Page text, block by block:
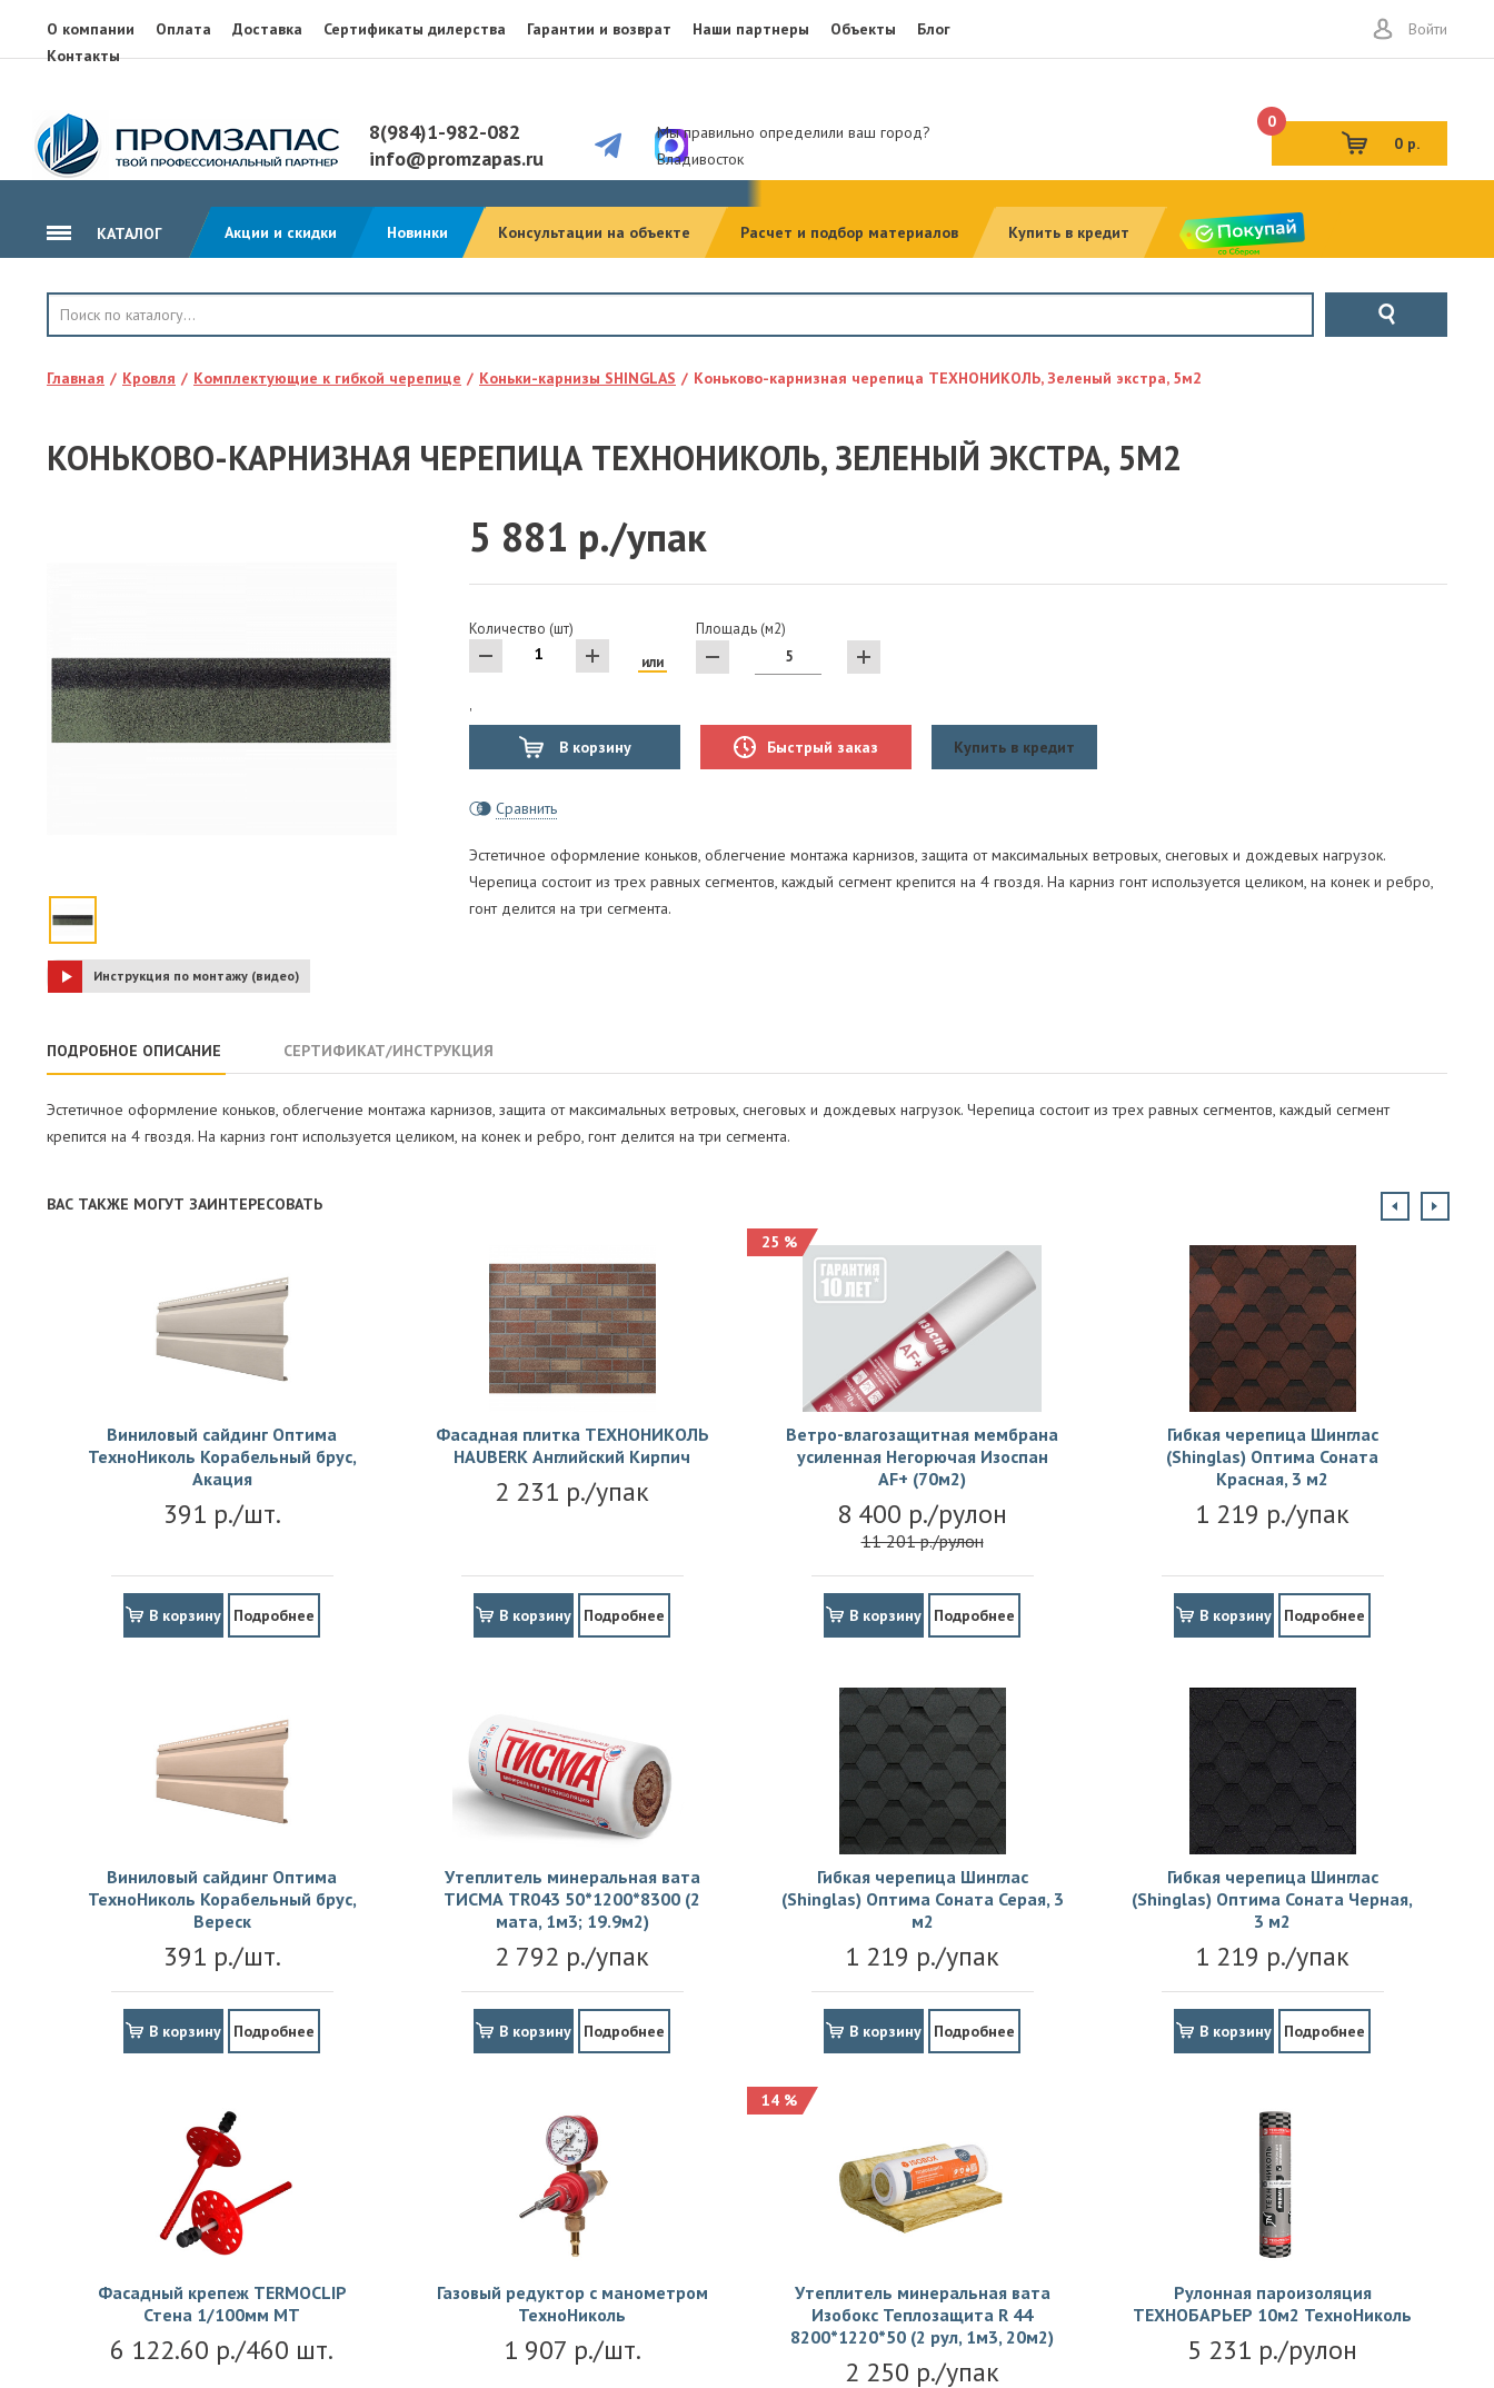
О компании Оплата Доставка Сертификаты дилерства Гарантии и возврат Наши партнеры Объекты
Блог
Контакты
Войти
8(984)1-982-082
info@promzapas.ru
Мы правильно определили ваш город?
Владивосток
0
0 р.
КАТАЛОГ Акции и скидки Новинки Консультации на объекте Расчет и подбор материалов Купить в кредит
ГИДРОИЗОЛЯЦИЯ
ТЕПЛОИЗОЛЯЦИЯ
КЛЕЙ, ПЕНА, ГЕРМЕТИКИ
КРЕПЕЖИ
ГИДРОШПОНКИ
Главная Кровля Комплектующие к гибкой черепице Коньки-карнизы SHINGLAS Коньково-карнизная черепица ТЕХНОНИКОЛЬ, Зеленый экстра, 5м2
КОНЬКОВО-КАРНИЗНАЯ ЧЕРЕПИЦА ТЕХНОНИКОЛЬ, ЗЕЛЕНЫЙ ЭКСТРА, 5М2
Инструкция по монтажу (видео)
5 881 р./упак
Количество (шт)
или
Площадь (м2)
'
В корзину Быстрый заказ Купить в кредит
Сравнить
Эстетичное оформление коньков, облегчение монтажа карнизов, защита от максимальных ветровых, снеговых и дождевых нагрузок.
Черепица состоит из трех равных сегментов, каждый сегмент крепится на 4 гвоздя. На карниз гонт используется целиком, на конек и ребро,
гонт делится на три сегмента.
ПОДРОБНОЕ ОПИСАНИЕ СЕРТИФИКАТ/ИНСТРУКЦИЯ
Эстетичное оформление коньков, облегчение монтажа карнизов, защита от максимальных ветровых, снеговых и дождевых нагрузок. Черепица состоит из трех равных сегментов, каждый сегмент
крепится на 4 гвоздя. На карниз гонт используется целиком, на конек и ребро, гонт делится на три сегмента.
ВАС ТАКЖЕ МОГУТ ЗАИНТЕРЕСОВАТЬ
Виниловый сайдинг Оптима
ТехноНиколь Корабельный брус,
Акация
391 р./шт.
В корзину Подробнее
Фасадная плитка ТЕХНОНИКОЛЬ
HAUBERK Английский Кирпич
2 231 р./упак
В корзину Подробнее
25 %
Ветро-влагозащитная мембрана
усиленная Негорючая Изоспан
АF+ (70м2)
8 400 р./рулон
11 201 р./рулон
В корзину Подробнее
Гибкая черепица Шинглас
(Shinglas) Оптима Соната
Красная, 3 м2
1 219 р./упак
В корзину Подробнее
Виниловый сайдинг Оптима
ТехноНиколь Корабельный брус,
Вереск
391 р./шт.
В корзину Подробнее
Утеплитель минеральная вата
ТИСМА TR043 50*1200*8300 (2
мата, 1м3; 19.9м2)
2 792 р./упак
В корзину Подробнее
Гибкая черепица Шинглас
(Shinglas) Оптима Соната Серая, 3
м2
1 219 р./упак
В корзину Подробнее
Гибкая черепица Шинглас
(Shinglas) Оптима Соната Черная,
3 м2
1 219 р./упак
В корзину Подробнее
Фасадный крепеж TERMOCLIP
Стена 1/100мм MT
6 122.60 р./460 шт.
Газовый редуктор с манометром
ТехноНиколь
1 907 р./шт.
14 %
Утеплитель минеральная вата
Изобокс Теплозащита R 44
8200*1220*50 (2 рул, 1м3, 20м2)
2 250 р./упак
Рулонная пароизоляция
ТЕХНОБАРЬЕР 10м2 ТехноНиколь
5 231 р./рулон